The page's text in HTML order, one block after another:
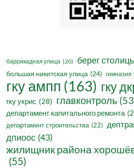
баррикадная улица (20) берег
большая никитская улица (24) гимназия
гку ампп (163) гку
гку укрис (28) главконтроль
департамент капитального ремонта
департамент строительства (22)
дпиоос (43)
жилищник района
(55)